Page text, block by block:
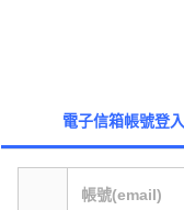
電子信箱帳號登入